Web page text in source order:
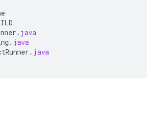
. java
. java
. java